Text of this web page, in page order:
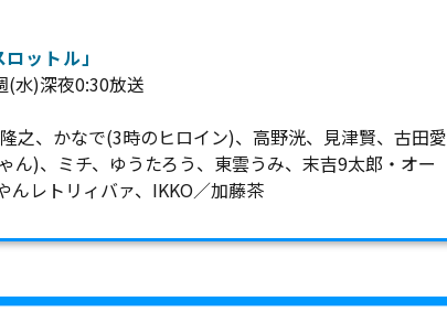
ットル」
水)深夜0:30放送
之、かなで(3時のヒロイン)、高野洸、見津賢、古田愛
)、ミチ、ゆうたろう、東雲うみ、末吉9太郎・オー
んレトリィバァ、IKKO／加藤茶